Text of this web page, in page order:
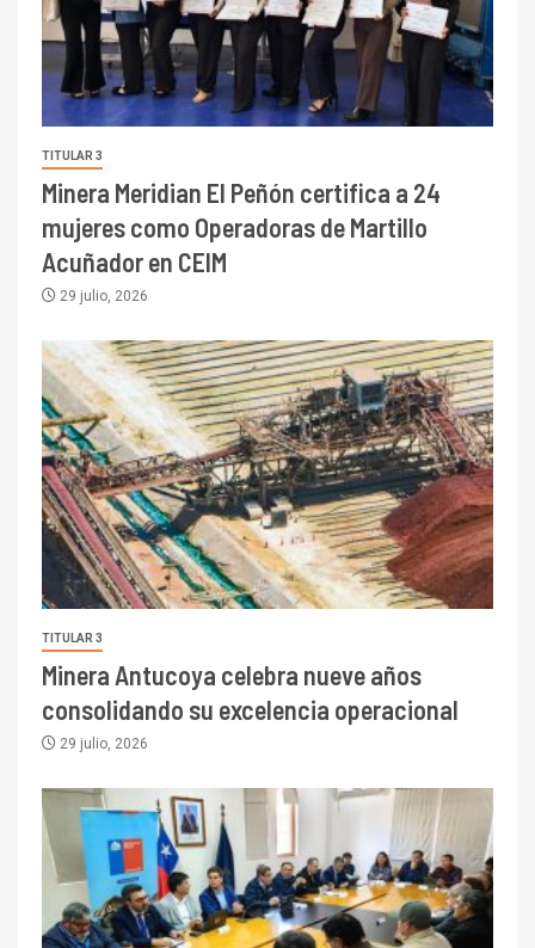
TITULAR 3
Minera Meridian El Peñón certifica a 24
mujeres como Operadoras de Martillo
Acuñador en CEIM
29 julio, 2026
TITULAR 3
Minera Antucoya celebra nueve años
consolidando su excelencia operacional
29 julio, 2026